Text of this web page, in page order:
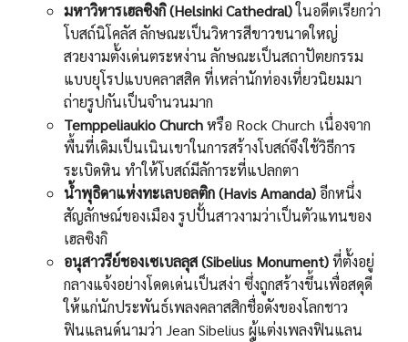
มหาวิหารเฮลซิงกิ (Helsinki Cathedral)ในอดีตเรียกว่า
โบสถ์นิโคลัส ลักษณะเป็นวิหารสีขาวขนาดใหญ่
สวยงามตั้งเด่นตระหง่าน ลักษณะเป็นสถาปัตยกรรม
แบบยุโรปแบบคลาสสิค ที่เหล่านักท่องเที่ยวนิยมมา
ถ่ายรูปกันเป็นจำนวนมาก
Temppeliaukio Churchหรือ Rock Church เนื่องจาก
พื้นที่เดิมเป็นเนินเขาในการสร้างโบสถ์จึงใช้วิธีการ
ระเบิดหิน ทำให้โบสถ์มีลัการะที่แปลกตา
น้ำพุธิดาแห่งทะเลบอลติก (Havis Amanda)อีกหนึ่ง
สัญลักษณ์ของเมือง รูปปั้นสาวงามว่าเป็นตัวแทนของ
เฮลซิงกิ
อนุสาวรีย์ชองเซเบลลุส (Sibelius Monument)ที่ตั้งอยู่
กลางแจ้งอย่างโดดเด่นเป็นสง่า ซึ่งถูกสร้างขึ้นเพื่อสดุดี
ให้แก่นักประพันธ์เพลงคลาสสิกชื่อดังของโลกชาว
ฟินแลนด์นามว่า Jean Sibelius ผู้แต่งเพลงฟินแลน